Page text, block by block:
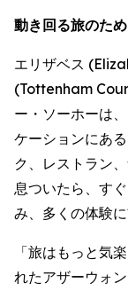
動き回る旅のた
エリザベス
(Tottenham
ー・ソーホーは
ケーションにあ
ク、レストラン
息ついたら、す
み、多くの体験
「旅はもっと気
れたアザーウォ